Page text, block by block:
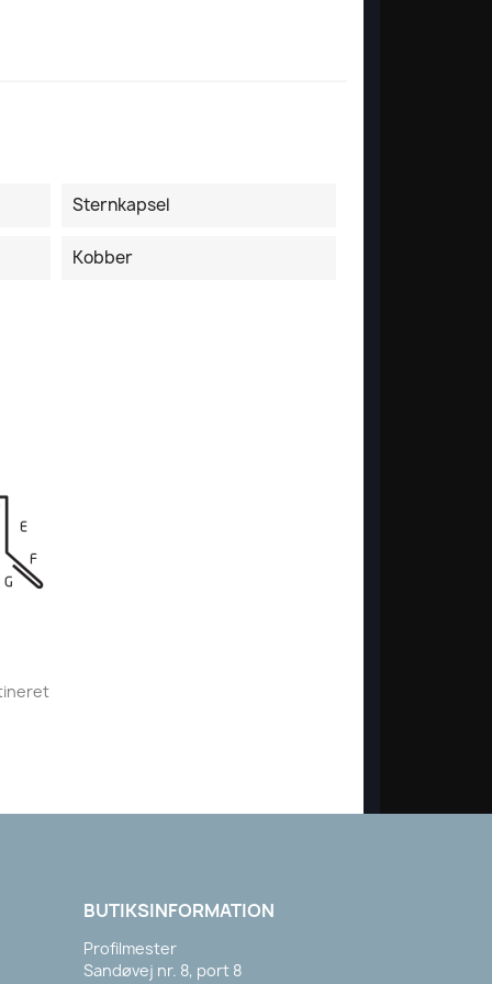
Sternkapsel
Kobber
BUTIKSINFORMATION
Profilmester
Sandøvej nr. 8, port 8